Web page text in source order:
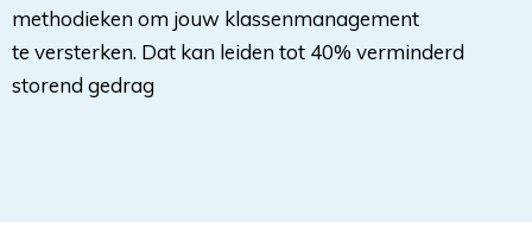
methodieken om jouw klassenmanagement
te versterken. Dat kan leiden tot 40% verminderd
storend gedrag